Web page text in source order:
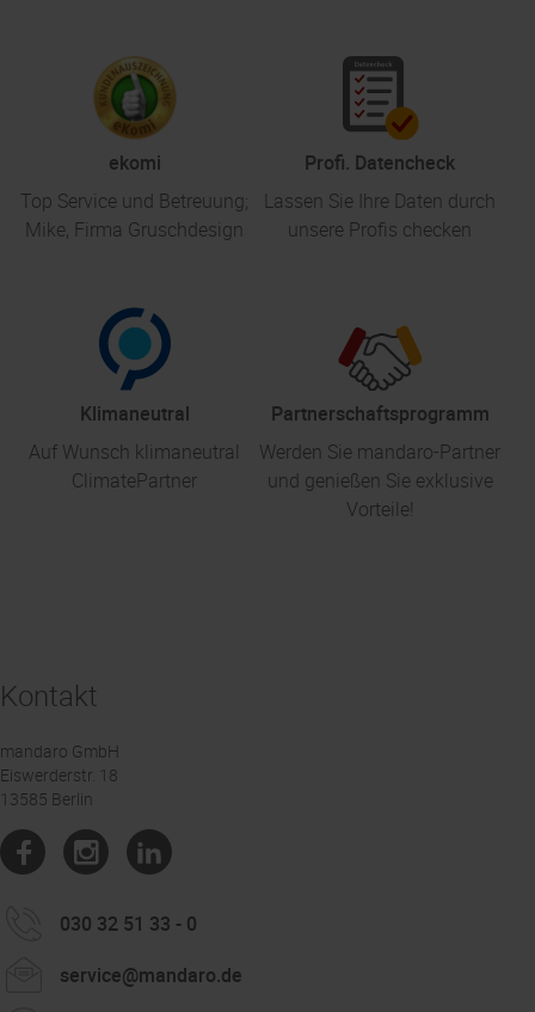
ekomi
Top Service und Betreuung;
Mike, Firma Gruschdesign
Profi. Datencheck
Lassen Sie Ihre Daten durch
unsere Profis checken
Klimaneutral
Auf Wunsch klimaneutral
ClimatePartner
Partnerschaftsprogramm
Werden Sie mandaro-Partner
und genießen Sie exklusive
Vorteile!
Kontakt
mandaro GmbH
Eiswerderstr. 18
13585 Berlin
030 32 51 33 - 0
service@mandaro.de